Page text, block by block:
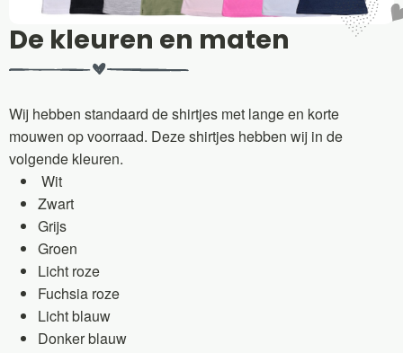
De kleuren en maten
Wij hebben standaard de shirtjes met lange en korte
mouwen op voorraad. Deze shirtjes hebben wij in de
volgende kleuren.
Wit
Zwart
Grijs
Groen
Licht roze
Fuchsia roze
Licht blauw
Donker blauw